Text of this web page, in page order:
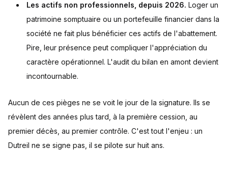
Les actifs non professionnels, depuis 2026. Loger un
patrimoine somptuaire ou un portefeuille financier dans la
société ne fait plus bénéficier ces actifs de l'abattement.
Pire, leur présence peut compliquer l'appréciation du
caractère opérationnel. L'audit du bilan en amont devient
incontournable.
Aucun de ces pièges ne se voit le jour de la signature. Ils se
révèlent des années plus tard, à la première cession, au
premier décès, au premier contrôle. C'est tout l'enjeu : un
Dutreil ne se signe pas, il se pilote sur huit ans.